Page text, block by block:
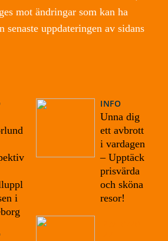
mot ändringar som kan ha
senaste uppdateringen av sidans
i
INFO
Unna dig
ett avbrott
i vardagen
– Upptäck
prisvärda
och sköna
resor!